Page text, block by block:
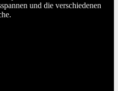
und die verschiedenen